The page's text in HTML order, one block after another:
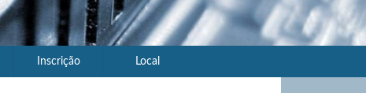
Inscrição Local